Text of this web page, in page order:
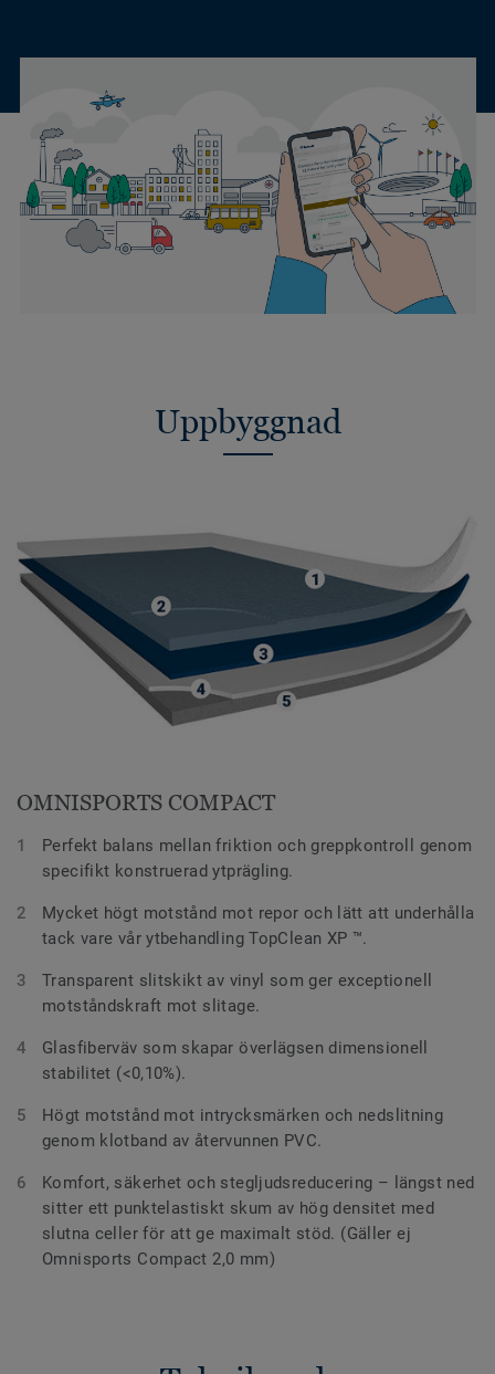
Uppbyggnad
OMNISPORTS COMPACT
Perfekt balans mellan friktion och greppkontroll genom
specifikt konstruerad ytprägling.
Mycket högt motstånd mot repor och lätt att underhålla
tack vare vår ytbehandling TopClean XP ™.
Transparent slitskikt av vinyl som ger exceptionell
motståndskraft mot slitage.
Glasfiberväv som skapar överlägsen dimensionell
stabilitet (<0,10%).
Högt motstånd mot intrycksmärken och nedslitning
genom klotband av återvunnen PVC.
Komfort, säkerhet och stegljudsreducering – längst ned
sitter ett punktelastiskt skum av hög densitet med
slutna celler för att ge maximalt stöd. (Gäller ej
Omnisports Compact 2,0 mm)